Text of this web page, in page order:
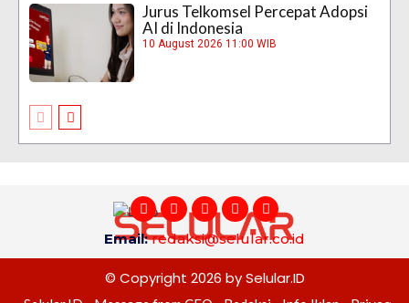
Jurus Telkomsel Percepat Adopsi
AI di Indonesia
10 August 2026 11:00 WIB
Email:redaksi@selular.co.id
© Copyright 2026 by Selular.ID